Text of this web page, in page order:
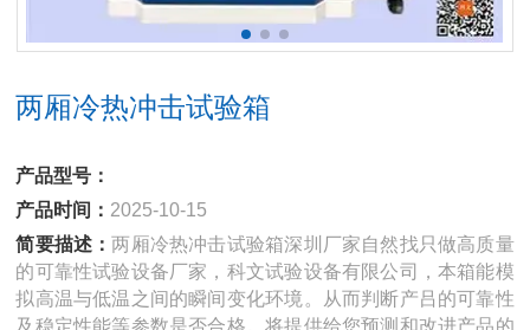
两厢冷热冲击试验箱
产品型号：
产品时间： 2025-10-15
简要描述：两厢冷热冲击试验箱深圳厂家自然找只做高质量
的可靠性试验设备厂家，科文试验设备有限公司，本箱能模
拟高温与低温之间的瞬间变化环境。从而判断产吕的可靠性
及稳定性能等参数是否合格。将提供给您预测和改进产品的